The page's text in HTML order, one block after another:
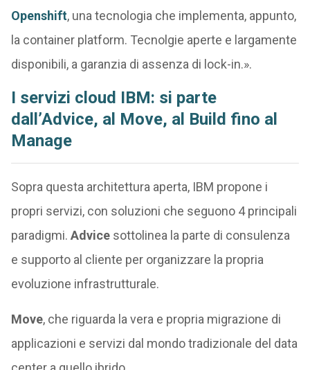
Openshift, una tecnologia che implementa, appunto,
la container platform. Tecnolgie aperte e largamente
disponibili, a garanzia di assenza di lock-in.».
I servizi cloud IBM: si parte
dall’Advice, al Move, al Build fino al
Manage
Sopra questa architettura aperta, IBM propone i
propri servizi, con soluzioni che seguono 4 principali
paradigmi. Advicesottolinea la parte di consulenza
e supporto al cliente per organizzare la propria
evoluzione infrastrutturale.
Move, che riguarda la vera e propria migrazione di
applicazioni e servizi dal mondo tradizionale del data